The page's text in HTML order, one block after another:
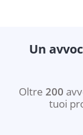
Un
Oltre 200
tuoi